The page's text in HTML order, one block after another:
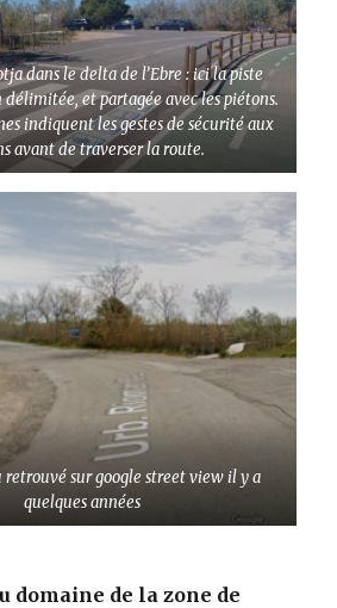
dans le delta de l’Ebre : ici la piste
délimitée, et partagée avec les piétons.
indiquent les gestes de sécurité aux
avant de traverser la route.
sur google street view il y a
quelques années
domaine de la zone de